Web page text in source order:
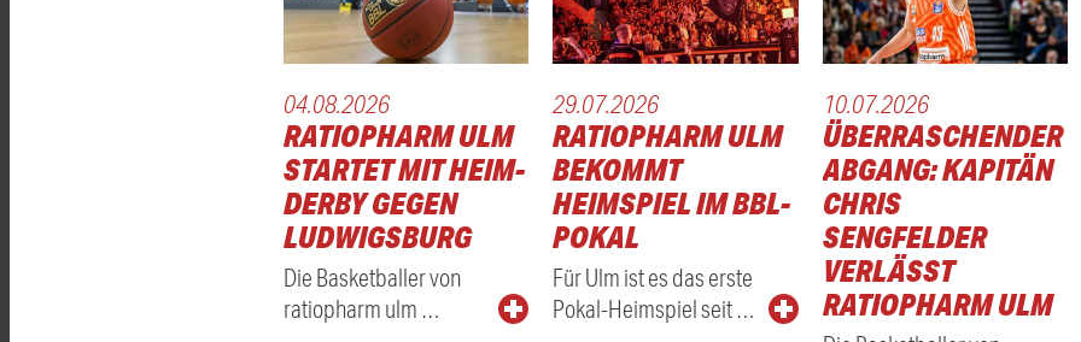
04.08.2026
RATIOPHARM ULM
STARTET MIT HEIM-
DERBY GEGEN
LUDWIGSBURG
Die Basketballer von
ratiopharm ulm …
29.07.2026
RATIOPHARM ULM
BEKOMMT
HEIMSPIEL IM BBL-
POKAL
Für Ulm ist es das erste
Pokal-Heimspiel seit …
10.07.2026
ÜBERRASCHENDER
ABGANG: KAPITÄN
CHRIS
SENGFELDER
VERLÄSST
RATIOPHARM ULM